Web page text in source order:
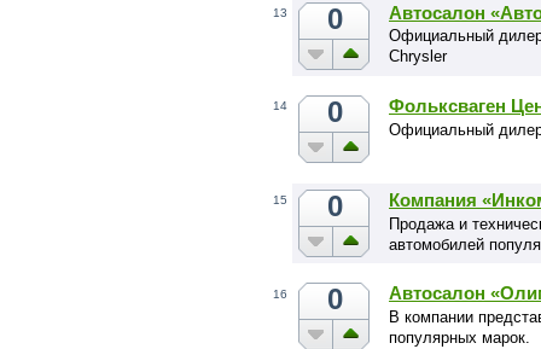
13 0 Автосалон
Официальный
Chrysler
14 0 Фольксваген
Официальный
15 0 Компания
Продажа и
автомобилей
16 0 Автосалон
В компании
популярных марок.